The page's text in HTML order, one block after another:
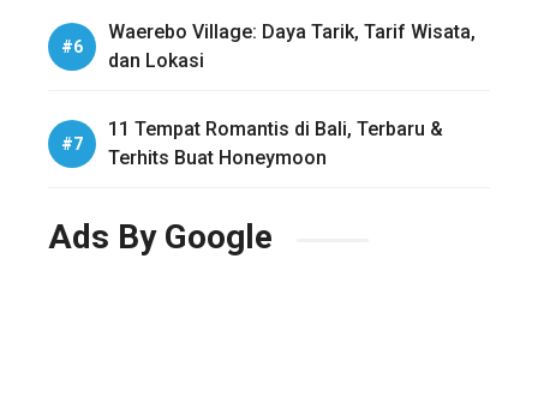
Waerebo Village: Daya Tarik, Tarif Wisata,
dan Lokasi
11 Tempat Romantis di Bali, Terbaru &
Terhits Buat Honeymoon
Ads By Google